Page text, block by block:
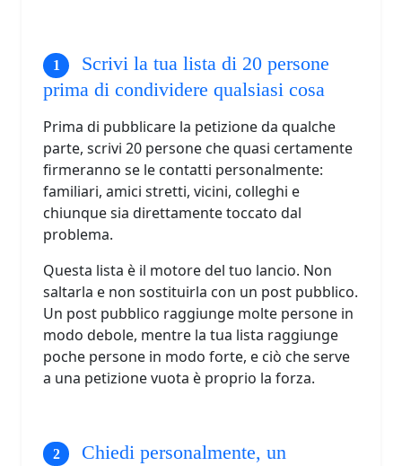
Scrivi la tua lista di 20 persone
prima di condividere qualsiasi cosa
Prima di pubblicare la petizione da qualche
parte, scrivi 20 persone che quasi certamente
firmeranno se le contatti personalmente:
familiari, amici stretti, vicini, colleghi e
chiunque sia direttamente toccato dal
problema.
Questa lista è il motore del tuo lancio. Non
saltarla e non sostituirla con un post pubblico.
Un post pubblico raggiunge molte persone in
modo debole, mentre la tua lista raggiunge
poche persone in modo forte, e ciò che serve
a una petizione vuota è proprio la forza.
Chiedi personalmente, un